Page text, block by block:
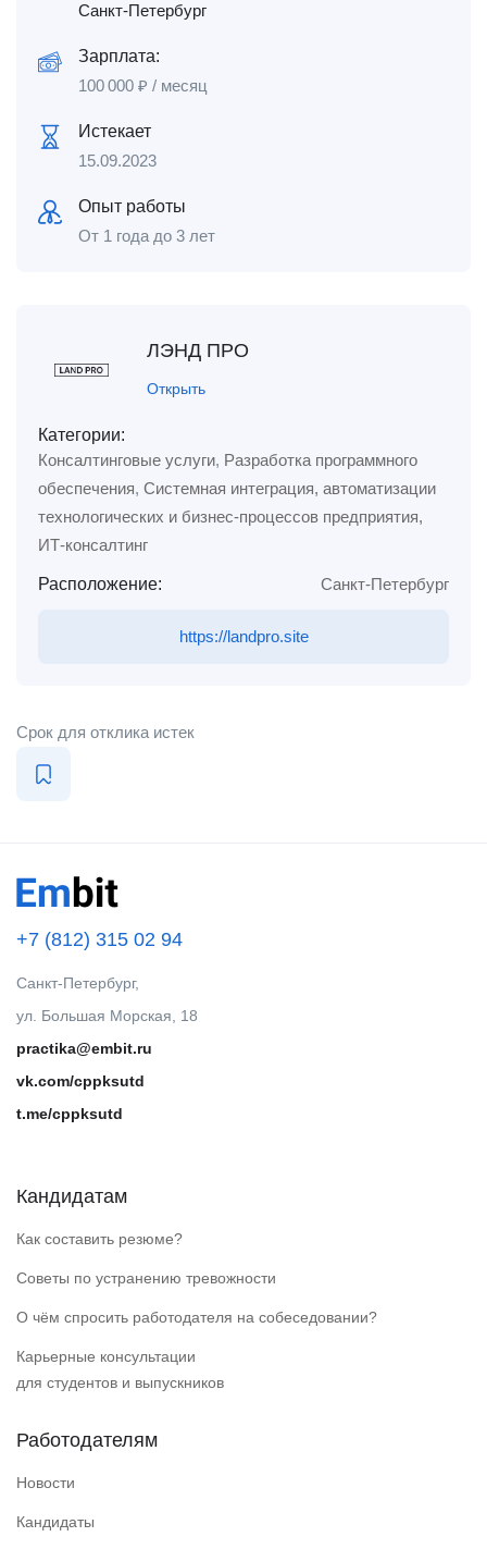
Санкт-Петербург
Зарплата:
100 000 ₽ / месяц
Истекает
15.09.2023
Опыт работы
От 1 года до 3 лет
ЛЭНД ПРО
Открыть
Категории:
Консалтинговые услуги, Разработка программного
обеспечения, Системная интеграция, автоматизации
технологических и бизнес-процессов предприятия,
ИТ-консалтинг
Расположение: Санкт-Петербург
https://landpro.site
Срок для отклика истек
+7 (812) 315 02 94
Санкт-Петербург,
ул. Большая Морская, 18
practika@embit.ru
vk.com/cppksutd
t.me/cppksutd
Кандидатам
Как составить резюме?
Советы по устранению тревожности
О чём спросить работодателя на собеседовании?
Карьерные консультации
для студентов и выпускников
Работодателям
Новости
Кандидаты